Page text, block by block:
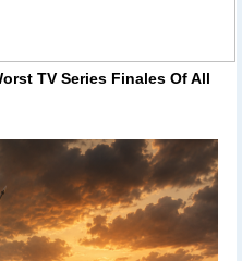
TV Series Finales Of All